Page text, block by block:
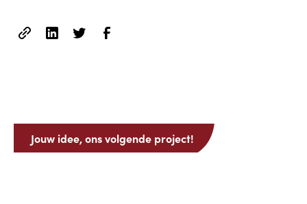
Jouw idee, ons volgende project!